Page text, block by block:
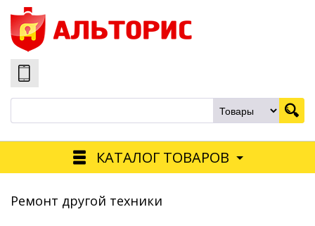
КАТАЛОГ ТОВАРОВ
Ремонт другой техники